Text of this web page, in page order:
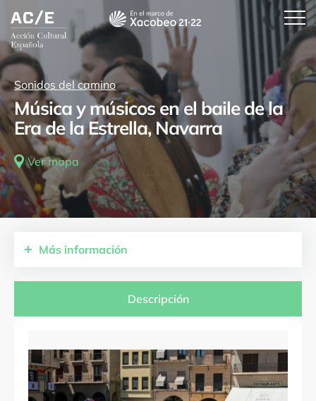
Sonidos del camino
Música y músicos en el baile de la
Era de la Estrella, Navarra
Ver mapa
Más información
Comunidad Foral de Navarra
Comarcas
Tierra Estella
Localidades
Descripción